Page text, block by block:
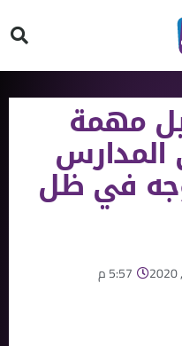
مهمة
المدارس
في ظل
5:57 م